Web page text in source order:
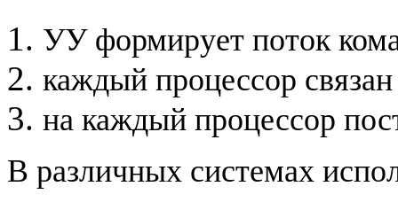
УУ формирует поток
каждый процессор
на каждый процессор
В различных системах